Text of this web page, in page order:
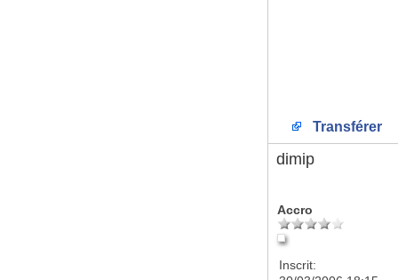
Transférer
dimip
Accro
Inscrit: